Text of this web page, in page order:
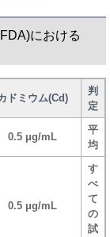
における
ドミウム(Cd)
判
定
0.5 μg/mL
平
均
0.5 μg/mL
す
べ
て
の
試